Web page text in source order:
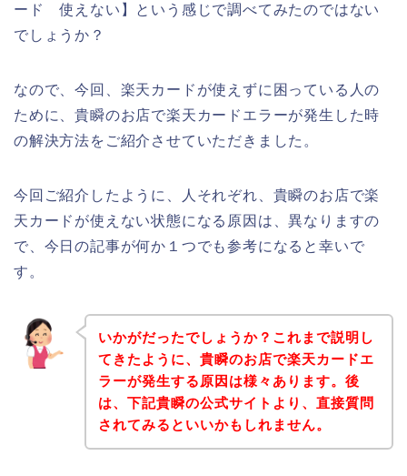
ード 使えない】という感じで調べてみたのではない
でしょうか？
なので、今回、楽天カードが使えずに困っている人の
ために、貴瞬のお店で楽天カードエラーが発生した時
の解決方法をご紹介させていただきました。
今回ご紹介したように、人それぞれ、貴瞬のお店で楽
天カードが使えない状態になる原因は、異なりますの
で、今日の記事が何か１つでも参考になると幸いで
す。
いかがだったでしょうか？これまで説明し
てきたように、貴瞬のお店で楽天カードエ
ラーが発生する原因は様々あります。後
は、下記貴瞬の公式サイトより、直接質問
されてみるといいかもしれません。